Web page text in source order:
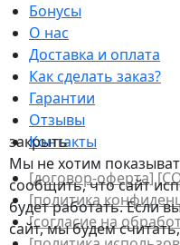
закрыть
Мы не хотим
сообщить, что сайт
будет работать. Если
сайт, мы будем
Бонусы
О нас
Доставка и оплата
Как сделать заказ?
Гарантии
Отзывы
Контакты
[договор-оферта]
[политикa
[согласие на